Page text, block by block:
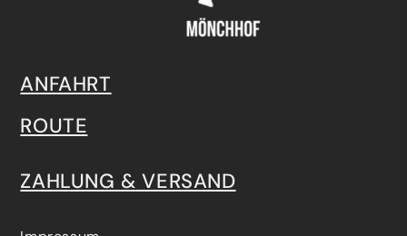
ANFAHRT
ROUTE
ZAHLUNG & VERSAND